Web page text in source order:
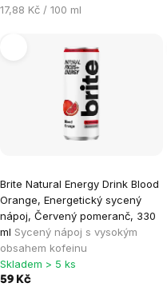
Měrná
17,88 Kč / 100 ml
Brite Natural Energy Drink Blood
Orange, Energetický sycený
nápoj, Červený pomeranč, 330
ml Sycený nápoj s vysokým
obsahem kofeinu
Skladem > 5 ks
59 Kč